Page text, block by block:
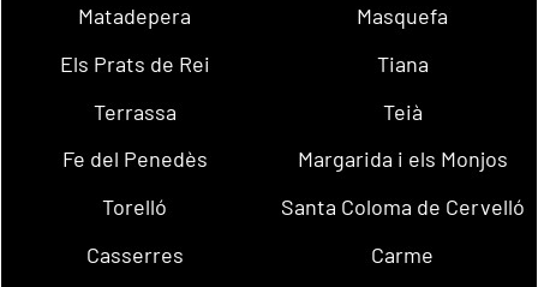
Matadepera
Masquefa
Els Prats de Rei
Tiana
Terrassa
Teià
Fe del Penedès
Margarida i els Monjos
Torelló
Santa Coloma de Cervelló
Casserres
Carme